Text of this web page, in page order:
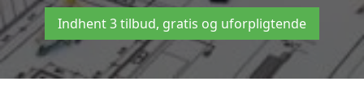
Indhent 3 tilbud, gratis og uforpligtende